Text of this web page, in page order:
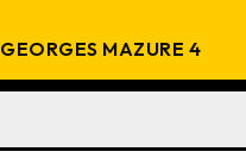
GEORGES MAZURE 4